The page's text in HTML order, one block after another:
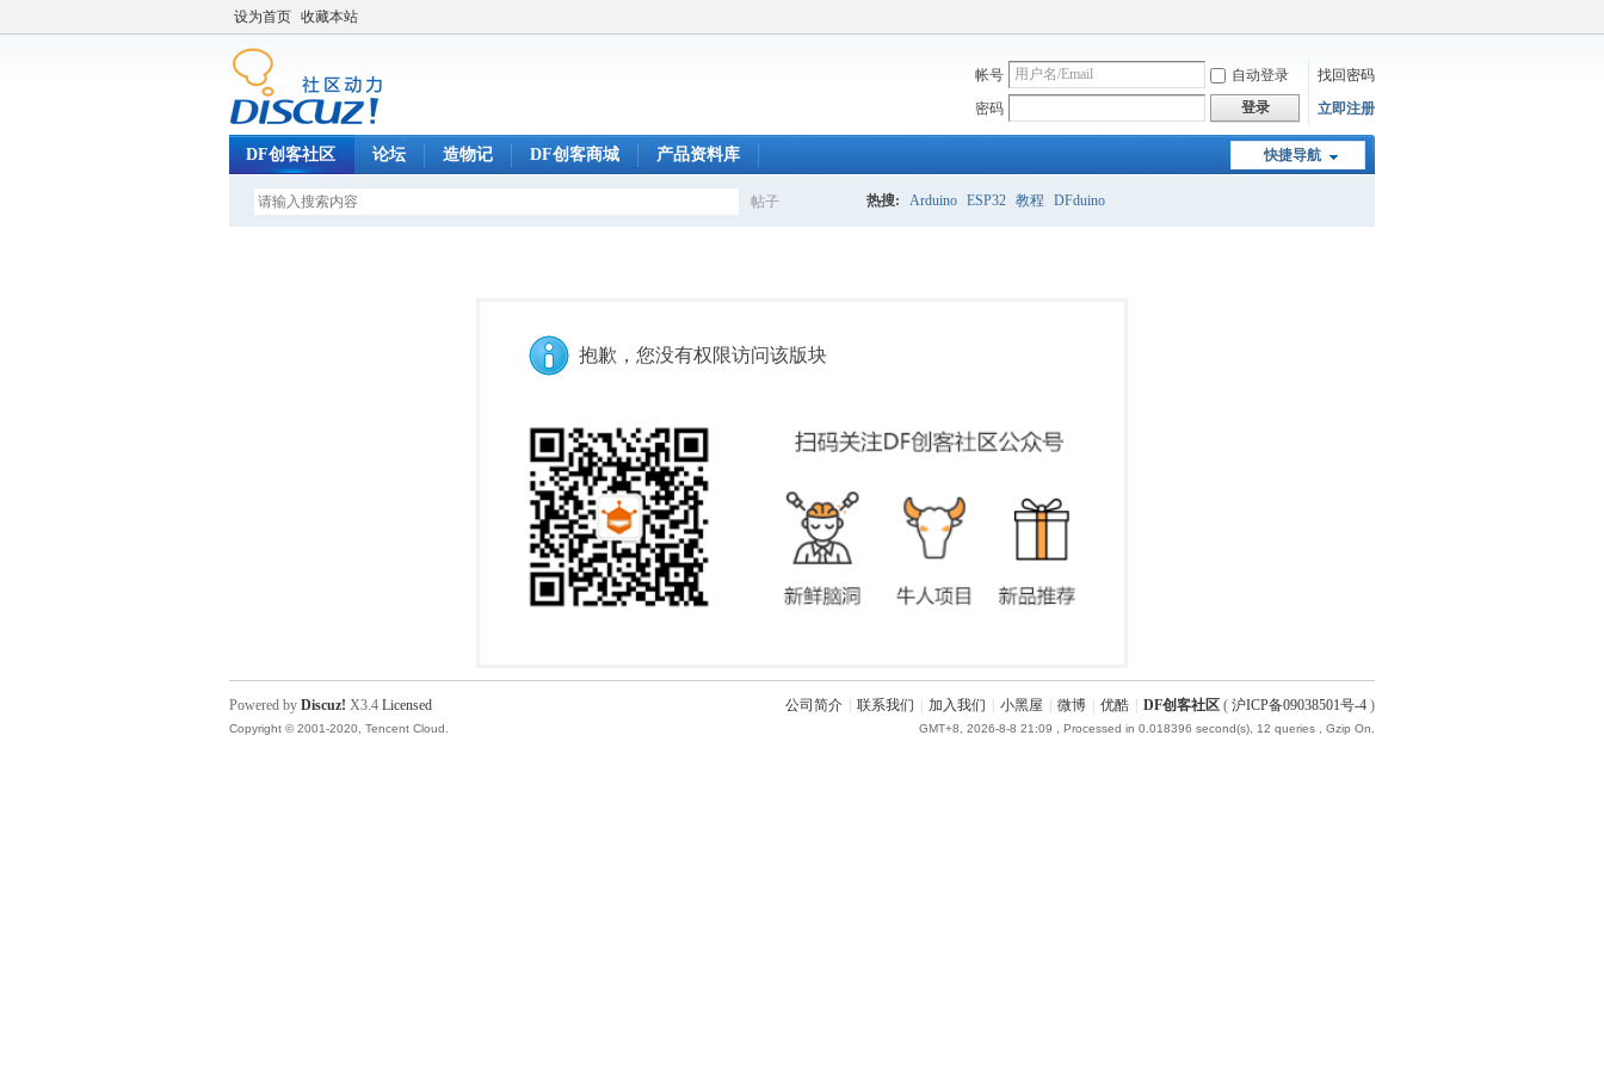
设为首页 收藏本站
帐号 自动登录
找回密码
密码
登录 立即注册
快捷导航
DF创客社区 论坛 造物记 DF创客商城 产品资料库
帖子 热搜: Arduino ESP32 教程 DFduino
抱歉，您没有权限访问该版块
公司简介 联系我们 加入我们 小黑屋 微博 优酷 DF创客社区 ( 沪ICP备09038501号-4 )
GMT+8, 2026-8-8 21:09 , Processed in 0.018396 second(s), 12 queries , Gzip On.
Powered by Discuz! X3.4 Licensed
Copyright © 2001-2020, Tencent Cloud.